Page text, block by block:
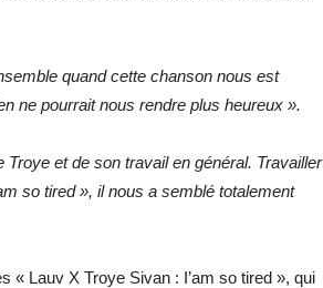
quand cette chanson nous est
ne pourrait nous rendre plus heureux ».
Troye et de son travail en général. Travailler
so tired », il nous a semblé totalement
« Lauv X Troye Sivan : I’am so tired », qui